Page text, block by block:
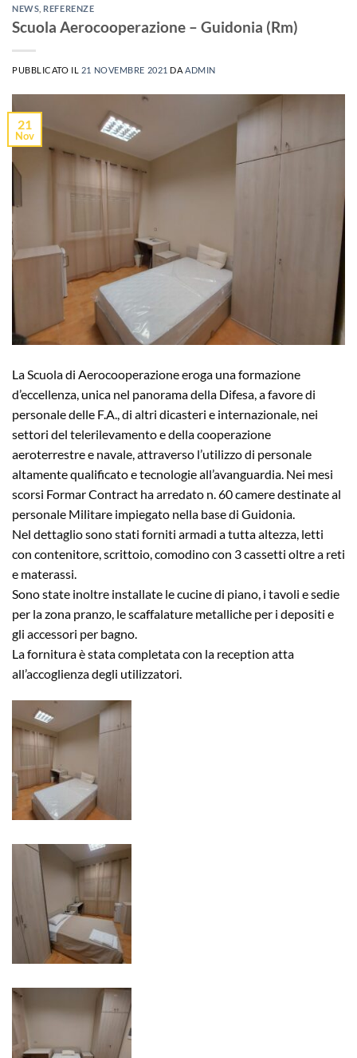
NEWS REFERENZE
Scuola Aerocooperazione – Guidonia (Rm)
PUBBLICATO IL 21 NOVEMBRE 2021 DAADMIN
21
Nov
La Scuola di Aerocooperazione eroga una formazione
d’eccellenza, unica nel panorama della Difesa, a favore di
personale delle F.A., di altri dicasteri e internazionale, nei
settori del telerilevamento e della cooperazione
aeroterrestre e navale, attraverso l’utilizzo di personale
altamente qualificato e tecnologie all’avanguardia. Nei mesi
scorsi Formar Contract ha arredato n. 60 camere destinate al
personale Militare impiegato nella base di Guidonia.
Nel dettaglio sono stati forniti armadi a tutta altezza, letti
con contenitore, scrittoio, comodino con 3 cassetti oltre a reti
e materassi.
Sono state inoltre installate le cucine di piano, i tavoli e sedie
per la zona pranzo, le scaffalature metalliche per i depositi e
gli accessori per bagno.
La fornitura è stata completata con la reception atta
all’accoglienza degli utilizzatori.